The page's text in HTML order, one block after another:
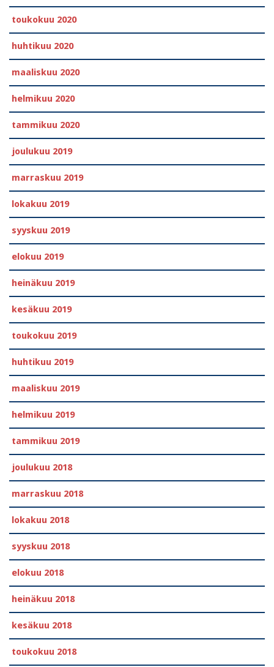
toukokuu 2020
huhtikuu 2020
maaliskuu 2020
helmikuu 2020
tammikuu 2020
joulukuu 2019
marraskuu 2019
lokakuu 2019
syyskuu 2019
elokuu 2019
heinäkuu 2019
kesäkuu 2019
toukokuu 2019
huhtikuu 2019
maaliskuu 2019
helmikuu 2019
tammikuu 2019
joulukuu 2018
marraskuu 2018
lokakuu 2018
syyskuu 2018
elokuu 2018
heinäkuu 2018
kesäkuu 2018
toukokuu 2018